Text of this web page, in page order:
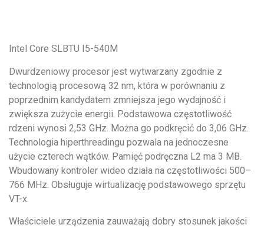
Intel Core SLBTU I5-540M
Dwurdzeniowy procesor jest wytwarzany zgodnie z
technologią procesową 32 nm, która w porównaniu z
poprzednim kandydatem zmniejsza jego wydajność i
zwiększa zużycie energii. Podstawowa częstotliwość
rdzeni wynosi 2,53 GHz. Można go podkręcić do 3,06 GHz.
Technologia hiperthreadingu pozwala na jednoczesne
użycie czterech wątków. Pamięć podręczna L2 ma 3 MB.
Wbudowany kontroler wideo działa na częstotliwości 500–
766 MHz. Obsługuje wirtualizację podstawowego sprzętu
VT-x.
Właściciele urządzenia zauważają dobry stosunek jakości